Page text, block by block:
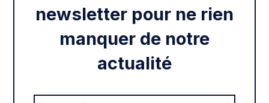
newsletter pour ne rien
manquer de notre
actualité